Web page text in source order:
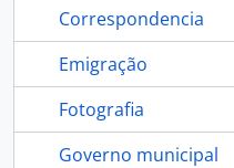
Correspondencia
Emigração
Fotografia
Governo municipal